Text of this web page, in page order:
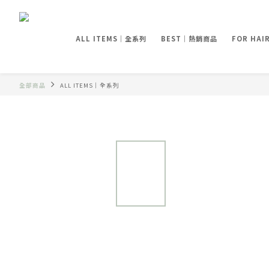
ALL ITEMS｜全系列 BEST｜熱銷商品 FOR
全部商品 ALL ITEMS｜全系列